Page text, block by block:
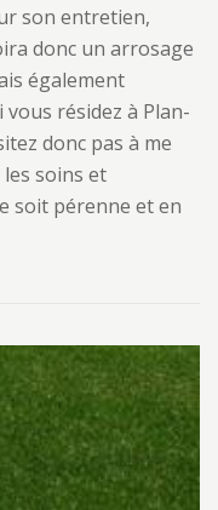
son entretien,
donc un arrosage
également
vous résidez à Plan-
donc pas à me
soins et
soit pérenne et en